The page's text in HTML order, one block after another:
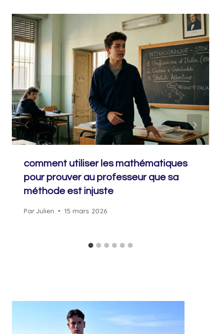
comment utiliser les mathématiques
pour prouver au professeur que sa
méthode est injuste
ParJulien 15 mars 2026